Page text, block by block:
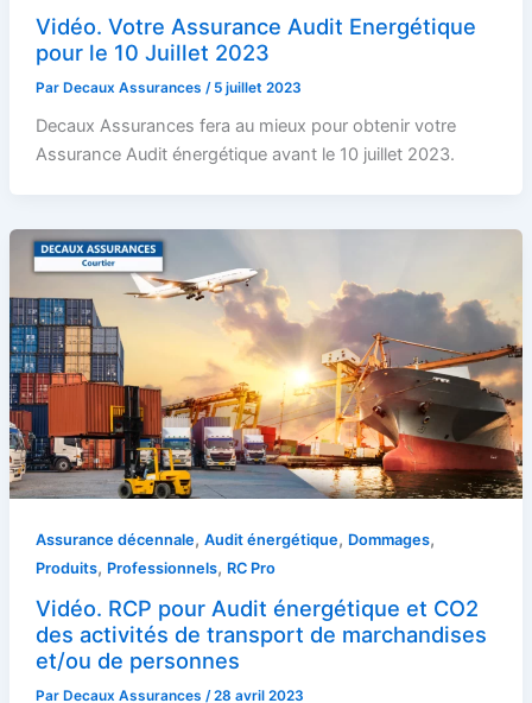
Vidéo. Votre Assurance Audit Energétique
pour le 10 Juillet 2023
Par Decaux Assurances / 5 juillet 2023
Decaux Assurances fera au mieux pour obtenir votre
Assurance Audit énergétique avant le 10 juillet 2023.
Assurance décennale, Audit énergétique, Dommages,
Produits, Professionnels, RC Pro
Vidéo. RCP pour Audit énergétique et CO2
des activités de transport de marchandises
et/ou de personnes
Par Decaux Assurances /28 avril 2023